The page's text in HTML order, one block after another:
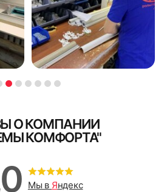
О КОМПАНИИ
КОМФОРТА"
Мы в Яндекс